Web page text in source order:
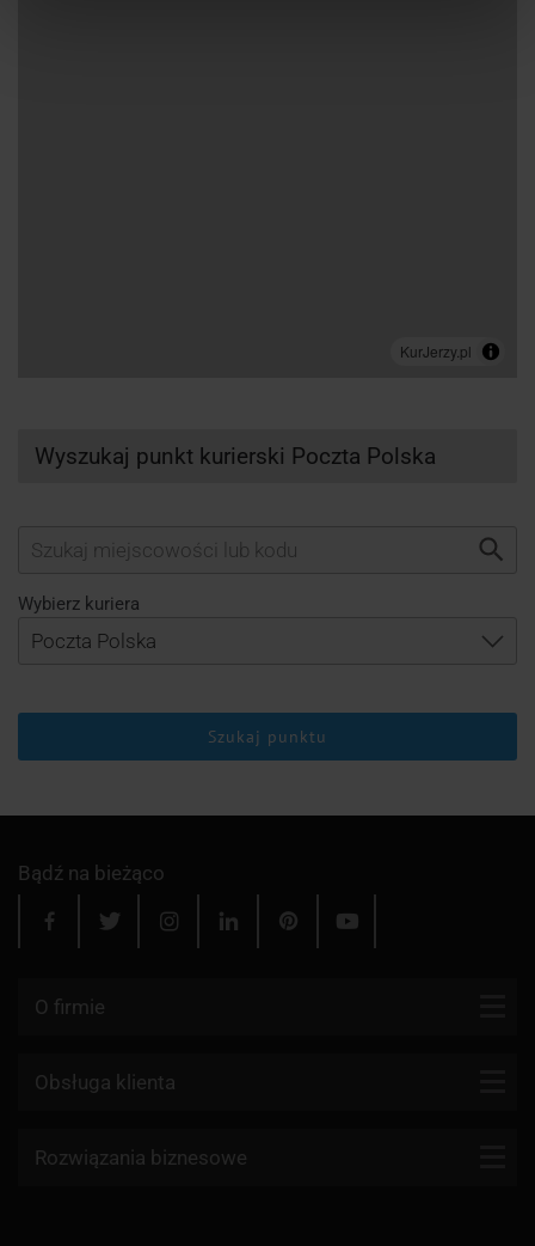
Wyszukaj punkt kurierski Poczta Polska
Wybierz kuriera
Szukaj punktu
Bądź na bieżąco
O firmie
Kontakt
Dlaczego my?
Obsługa klienta
Firmy kurierskie
Rozwiązania biznesowe